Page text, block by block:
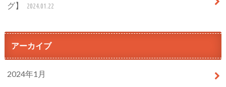
グ】
2024.01.22
アーカイブ
2024年1月